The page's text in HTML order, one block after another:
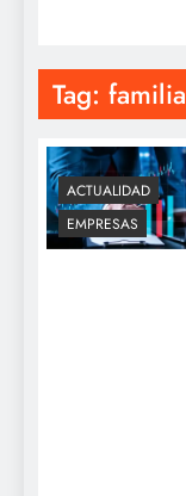
Tag: familia
ACTUALIDAD
EMPRESAS